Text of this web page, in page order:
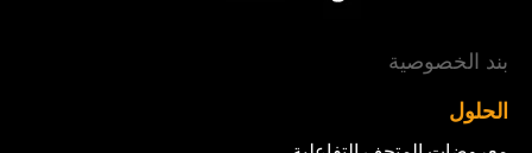
بند الخصوصية
الحلول